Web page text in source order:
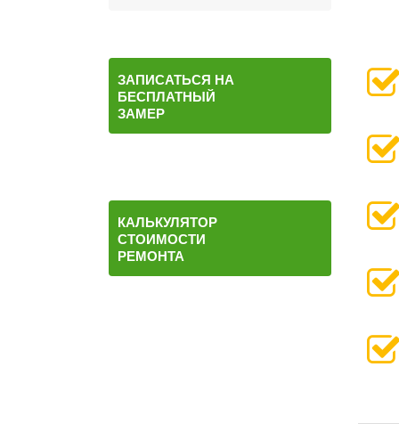
ЗАПИСАТЬСЯ НА
БЕСПЛАТНЫЙ
ЗАМЕР
КАЛЬКУЛЯТОР
СТОИМОСТИ
РЕМОНТА